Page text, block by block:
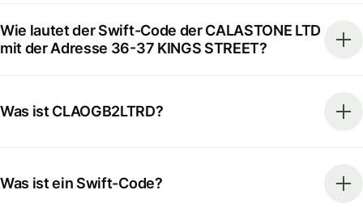
Wie lautet der Swift-Code der CALASTONE LTD
mit der Adresse 36-37 KINGS STREET?
Was ist CLAOGB2LTRD?
Was ist ein Swift-Code?